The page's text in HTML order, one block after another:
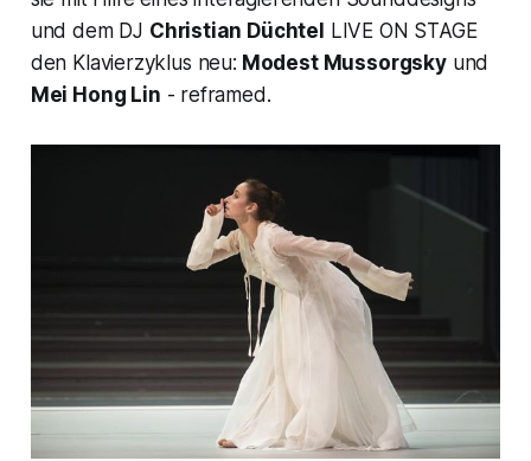
und dem DJ Christian Düchtel LIVE ON STAGE
den Klavierzyklus neu: Modest Mussorgskyund
Mei Hong Lin - reframed.